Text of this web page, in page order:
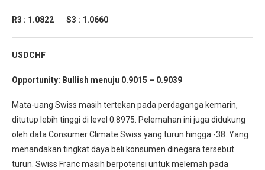
R3 : 1.0822 S3 : 1.0660
USDCHF
Opportunity: Bullish menuju 0.9015 – 0.9039
Mata-uang Swiss masih tertekan pada perdaganga kemarin,
ditutup lebih tinggi di level 0.8975. Pelemahan ini juga didukung
oleh data Consumer Climate Swiss yang turun hingga -38. Yang
menandakan tingkat daya beli konsumen dinegara tersebut
turun. Swiss Franc masih berpotensi untuk melemah pada